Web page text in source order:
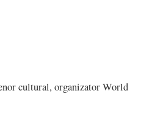
cultural, organizator World